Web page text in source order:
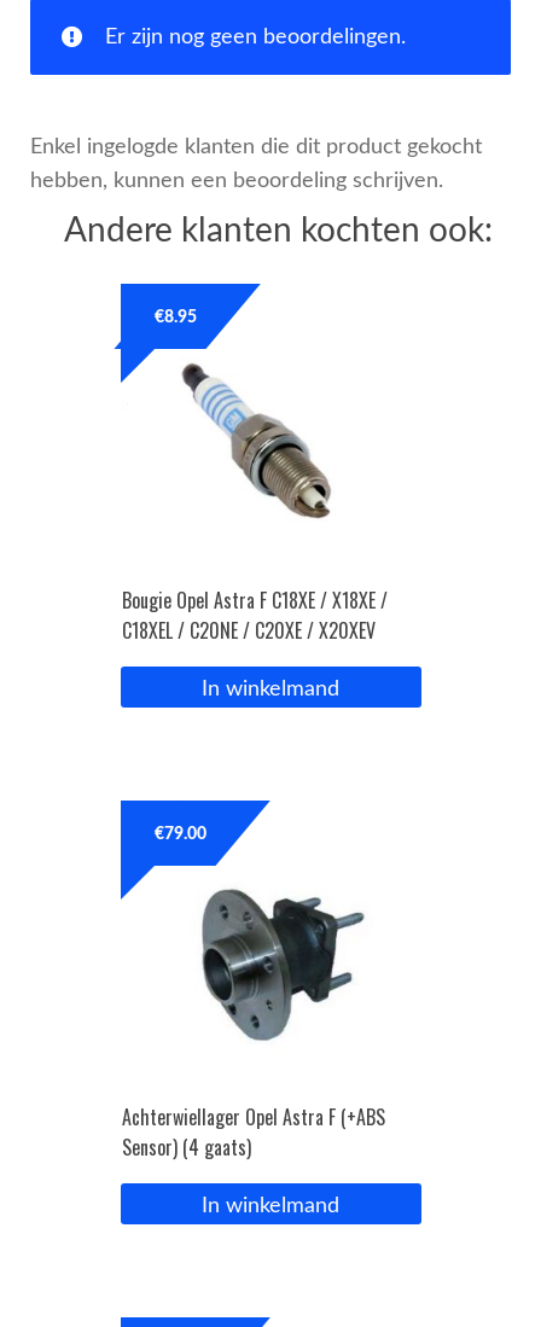
Er zijn nog geen beoordelingen.
Enkel ingelogde klanten die dit product gekocht
hebben, kunnen een beoordeling schrijven.
Andere klanten kochten ook:
Bougie Opel Astra F C18XE / X18XE /
C18XEL / C20NE / C20XE / X20XEV
€8.95
In winkelmand
Achterwiellager Opel Astra F (+ABS
Sensor) (4 gaats)
€79.00
In winkelmand